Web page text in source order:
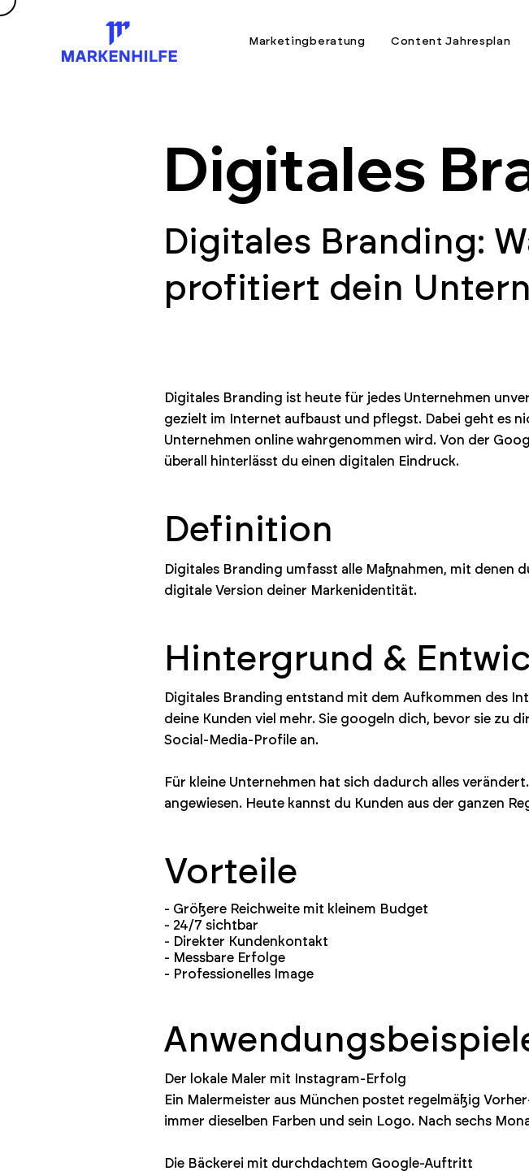
Marketingberatung Content Jahresplan
Digitales
Digitales Branding:
profitiert dein
Digitales Branding ist heute für jedes Unternehmen
gezielt im Internet aufbaust und pflegst. Dabei geht es
Unternehmen online wahrgenommen wird. Von der
überall hinterlässt du einen digitalen Eindruck.
Definition
Digitales Branding umfasst alle Maßnahmen, mit denen
digitale Version deiner Markenidentität.
Hintergrund &
Digitales Branding entstand mit dem Aufkommen des
deine Kunden viel mehr. Sie googeln dich, bevor sie zu
Social-Media-Profile an.
Für kleine Unternehmen hat sich dadurch alles
angewiesen. Heute kannst du Kunden aus der ganzen
Vorteile
- Größere Reichweite mit kleinem Budget
- 24/7 sichtbar
- Direkter Kundenkontakt
- Messbare Erfolge
- Professionelles Image
Der lokale Maler mit Instagram-Erfolg
Ein Malermeister aus München postet regelmäßig
immer dieselben Farben und sein Logo. Nach sechs
Die Bäckerei mit durchdachtem Google-Auftritt